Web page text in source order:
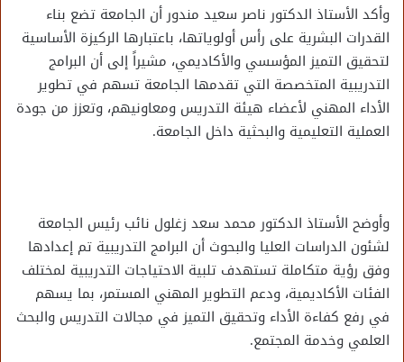
وأكد الأستاذ الدكتور ناصر سعيد مندور أن الجامعة تضع بناء
القدرات البشرية على رأس أولوياتها، باعتبارها الركيزة الأساسية
لتحقيق التميز المؤسسي والأكاديمي، مشيراً إلى أن البرامج
التدريبية المتخصصة التي تقدمها الجامعة تسهم في تطوير
الأداء المهني لأعضاء هيئة التدريس ومعاونيهم، وتعزز من جودة
العملية التعليمية والبحثية داخل الجامعة.
وأوضح الأستاذ الدكتور محمد سعد زغلول نائب رئيس الجامعة
لشئون الدراسات العليا والبحوث أن البرامج التدريبية تم إعدادها
وفق رؤية متكاملة تستهدف تلبية الاحتياجات التدريبية لمختلف
الفئات الأكاديمية، ودعم التطوير المهني المستمر، بما يسهم
في رفع كفاءة الأداء وتحقيق التميز في مجالات التدريس والبحث
العلمي وخدمة المجتمع.